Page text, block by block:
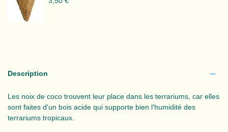
Description
Les noix de coco trouvent leur place dans les terrariums, car elles
sont faites d'un bois acide qui supporte bien l'humidité des
terrariums tropicaux.